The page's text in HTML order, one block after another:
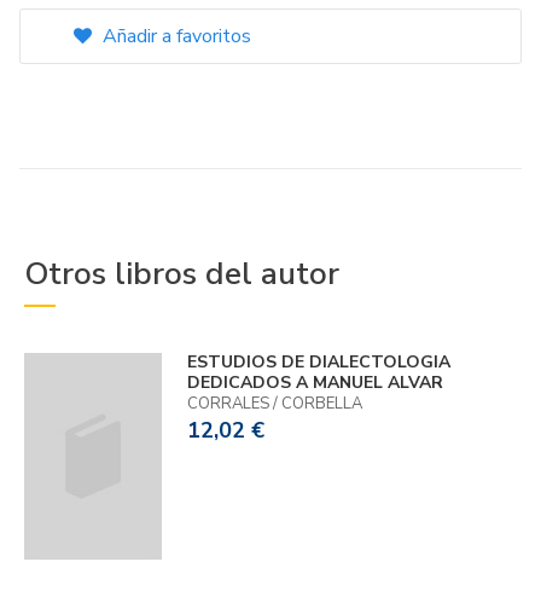
Añadir a favoritos
Otros libros del autor
ESTUDIOS DE DIALECTOLOGIA
DEDICADOS A MANUEL ALVAR
CORRALES / CORBELLA
12,02 €